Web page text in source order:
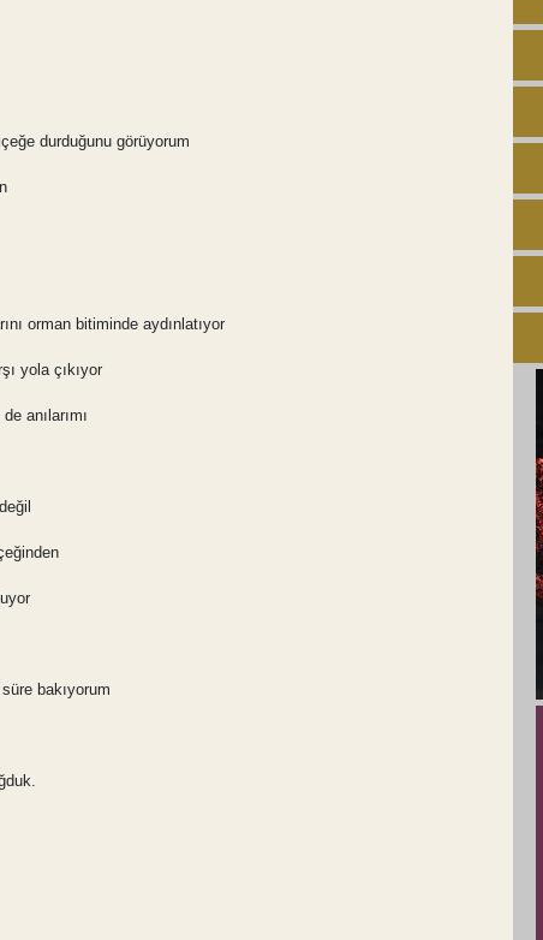
durduğunu görüyorum
orman bitiminde aydınlatıyor
yola çıkıyor
anılarımı
bakıyorum